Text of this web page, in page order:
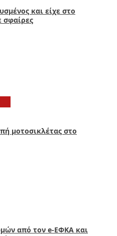
και είχε στο
σφαίρες
μοτοσικλέτας στο
από τον e-ΕΦΚΑ και